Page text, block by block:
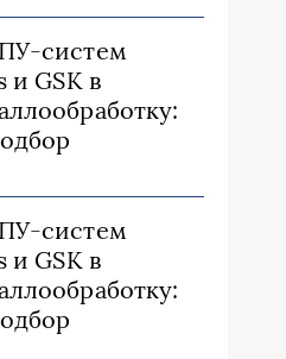
систем
и GSK в
систем
и GSK в